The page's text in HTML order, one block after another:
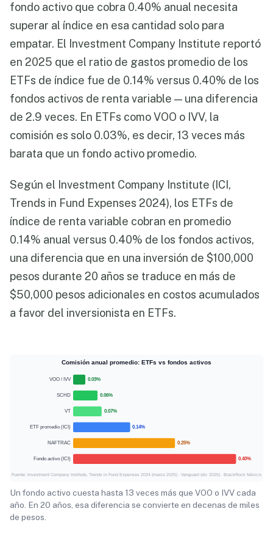
fondo activo que cobra 0.40% anual necesita
superar al índice en esa cantidad solo para
empatar. El Investment Company Institute reportó
en 2025 que el ratio de gastos promedio de los
ETFs de índice fue de 0.14% versus 0.40% de los
fondos activos de renta variable — una diferencia
de 2.9 veces. En ETFs como VOO o IVV, la
comisión es solo 0.03%, es decir, 13 veces más
barata que un fondo activo promedio.
Según el Investment Company Institute (ICI,
Trends in Fund Expenses 2024), los ETFs de
índice de renta variable cobran en promedio
0.14% anual versus 0.40% de los fondos activos,
una diferencia que en una inversión de $100,000
pesos durante 20 años se traduce en más de
$50,000 pesos adicionales en costos acumulados
a favor del inversionista en ETFs.
Comisión anual promedio: ETFs vs fondos activos
VOO / IVV 0.03%
SCHD 0.06%
VT 0.07%
ETF promedio (ICI) 0.14%
NAFTRAC 0.25%
Fondo activo (ICI) 0.40%
Fuente: Investment Company Institute, Trends in Fund Expenses 2024 (marzo 2025) · Vanguard (dic 2025) · BlackRock México
Un fondo activo cuesta hasta 13 veces más que VOO o IVV cada
año. En 20 años, esa diferencia se convierte en decenas de miles
de pesos.